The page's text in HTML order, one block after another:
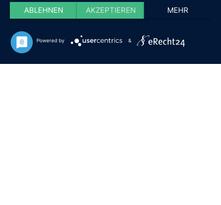
ABLEHNEN AKZEPTIEREN MEHR
Powered by &